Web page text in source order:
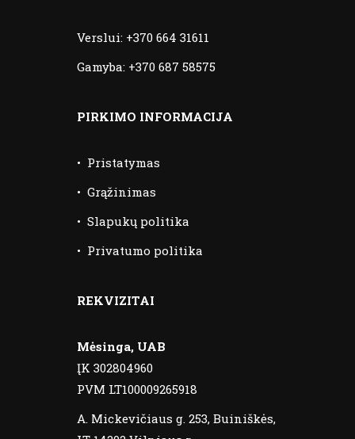
Verslui: +370 664 31611
Gamyba: +370 687 58575
PIRKIMO INFORMACIJA
• Pristatymas
• Grąžinimas
• Slapukų politika
• Privatumo politika
REKVIZITAI
Mėsinga, UAB
ĮK 302804960
PVM LT100009265918
A. Mickevičiaus g. 253, Buiniškės,